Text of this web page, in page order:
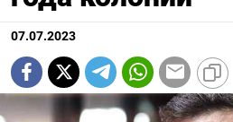
07.07.2023